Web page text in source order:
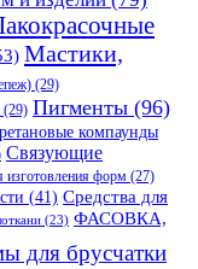
Мастики,
(29)
(29) Пигменты (96)
компаунды
Связующие
изготовления форм (27)
(41) Средства для
(23) ФАСОВКА,
для брусчатки